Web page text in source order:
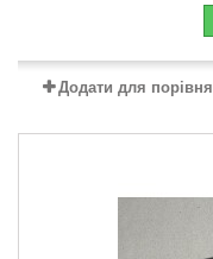
Додати для